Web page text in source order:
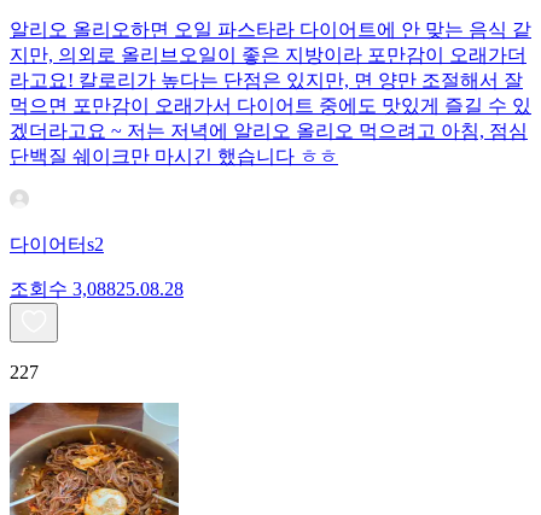
알리오 올리오하면 오일 파스타라 다이어트에 안 맞는 음식 같
지만, 의외로 올리브오일이 좋은 지방이라 포만감이 오래가더
라고요! 칼로리가 높다는 단점은 있지만, 면 양만 조절해서 잘
먹으면 포만감이 오래가서 다이어트 중에도 맛있게 즐길 수 있
겠더라고요 ~ 저는 저녁에 알리오 올리오 먹으려고 아침, 점심
단백질 쉐이크만 마시긴 했습니다 ㅎㅎ
다이어터s2
조회수 3,08825.08.28
227